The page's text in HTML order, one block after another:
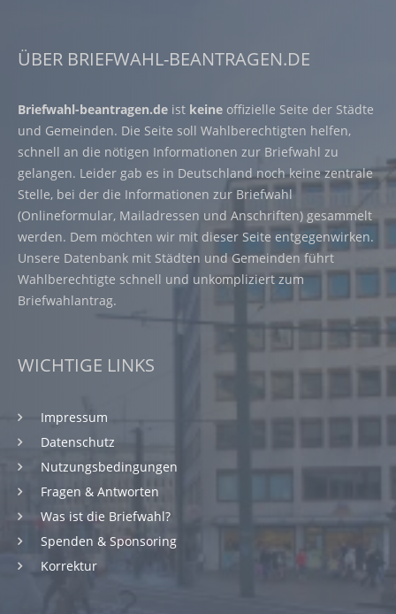
ÜBER BRIEFWAHL-BEANTRAGEN.DE
Briefwahl-beantragen.de ist keine offizielle Seite der Städte
und Gemeinden. Die Seite soll Wahlberechtigten helfen,
schnell an die nötigen Informationen zur Briefwahl zu
gelangen. Leider gab es in Deutschland noch keine zentrale
Stelle, bei der die Informationen zur Briefwahl
(Onlineformular, Mailadressen und Anschriften) gesammelt
werden. Dem möchten wir mit dieser Seite entgegenwirken.
Unsere Datenbank mit Städten und Gemeinden führt
Wahlberechtigte schnell und unkompliziert zum
Briefwahlantrag.
WICHTIGE LINKS
Impressum
Datenschutz
Nutzungsbedingungen
Fragen & Antworten
Was ist die Briefwahl?
Spenden & Sponsoring
Korrektur